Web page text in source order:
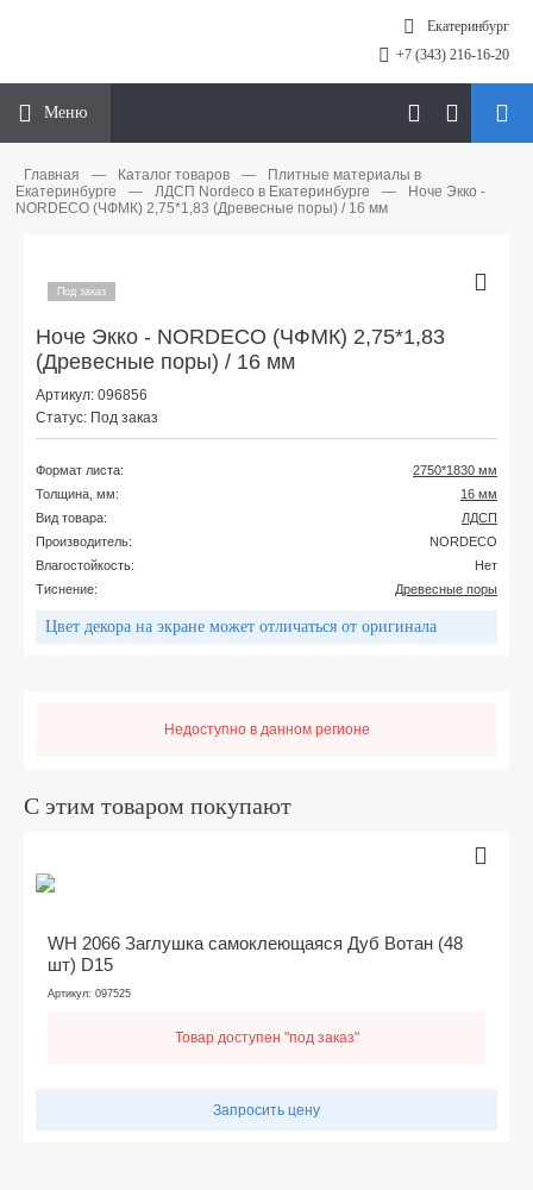
Екатеринбург
+7 (343) 216-16-20
Меню
Главная — Каталог товаров —
Плитные материалы в
Екатеринбурге
— ЛДСП Nordeco в Екатеринбурге —
Ноче Экко -
NORDECO (ЧФМК) 2,75*1,83 (Древесные поры) / 16 мм
Под заказ
Ноче Экко - NORDECO (ЧФМК) 2,75*1,83
(Древесные поры) / 16 мм
Артикул: 096856
Статус: Под заказ
Формат листа:
2750*1830 мм
Толщина, мм:
16 мм
Вид товара:
ЛДСП
Производитель:
NORDECO
Влагостойкость:
Нет
Тиснение:
Древесные поры
Цвет декора на экране может отличаться от оригинала
Недоступно в данном регионе
С этим товаром покупают
WH 2066 Заглушка самоклеющаяся Дуб Вотан (48
шт) D15
Артикул: 097525
Товар доступен "под заказ"
Запросить цену